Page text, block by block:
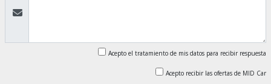
Acepto el tratamiento de mis datos para recibir respuesta
Acepto recibir las ofertas de MID Car